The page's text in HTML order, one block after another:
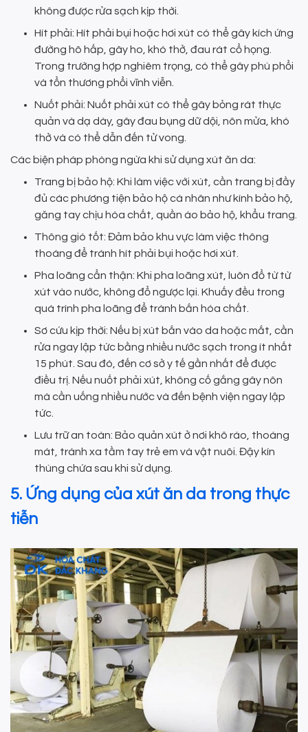
không được rửa sạch kịp thời.
Hít phải: Hít phải bụi hoặc hơi xút có thể gây kích ứng
đường hô hấp, gây ho, khó thở, đau rát cổ họng.
Trong trường hợp nghiêm trọng, có thể gây phù phổi
và tổn thương phổi vĩnh viễn.
Nuốt phải: Nuốt phải xút có thể gây bỏng rát thực
quản và dạ dày, gây đau bụng dữ dội, nôn mửa, khó
thở và có thể dẫn đến tử vong.
Các biện pháp phòng ngừa khi sử dụng xút ăn da:
Trang bị bảo hộ: Khi làm việc với xút, cần trang bị đầy
đủ các phương tiện bảo hộ cá nhân như kính bảo hộ,
găng tay chịu hóa chất, quần áo bảo hộ, khẩu trang.
Thông gió tốt: Đảm bảo khu vực làm việc thông
thoáng để tránh hít phải bụi hoặc hơi xút.
Pha loãng cẩn thận: Khi pha loãng xút, luôn đổ từ từ
xút vào nước, không đổ ngược lại. Khuấy đều trong
quá trình pha loãng để tránh bắn hóa chất.
Sơ cứu kịp thời: Nếu bị xút bắn vào da hoặc mắt, cần
rửa ngay lập tức bằng nhiều nước sạch trong ít nhất
15 phút. Sau đó, đến cơ sở y tế gần nhất để được
điều trị. Nếu nuốt phải xút, không cố gắng gây nôn
mà cần uống nhiều nước và đến bệnh viện ngay lập
tức.
Lưu trữ an toàn: Bảo quản xút ở nơi khô ráo, thoáng
mát, tránh xa tầm tay trẻ em và vật nuôi. Đậy kín
thùng chứa sau khi sử dụng.
5. Ứng dụng của xút ăn da trong thực
tiễn